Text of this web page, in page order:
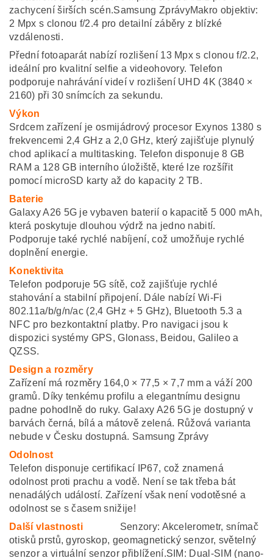
zachycení širších scén.​Samsung ZprávyMakro objektiv:
2 Mpx s clonou f/2.4 pro detailní záběry z blízké
vzdálenosti.​
Přední fotoaparát nabízí rozlišení 13 Mpx s clonou f/2.2,
ideální pro kvalitní selfie a videohovory. Telefon
podporuje nahrávání videí v rozlišení UHD 4K (3840 ×
2160) při 30 snímcích za sekundu.​
Výkon
Srdcem zařízení je osmijádrový procesor Exynos 1380 s
frekvencemi 2,4 GHz a 2,0 GHz, který zajišťuje plynulý
chod aplikací a multitasking. Telefon disponuje 8 GB
RAM a 128 GB interního úložiště, které lze rozšířit
pomocí microSD karty až do kapacity 2 TB.​
Baterie
Galaxy A26 5G je vybaven baterií o kapacitě 5 000 mAh,
která poskytuje dlouhou výdrž na jedno nabití.
Podporuje také rychlé nabíjení, což umožňuje rychlé
doplnění energie.​
Konektivita
Telefon podporuje 5G sítě, což zajišťuje rychlé
stahování a stabilní připojení. Dále nabízí Wi-Fi
802.11a/b/g/n/ac (2,4 GHz + 5 GHz), Bluetooth 5.3 a
NFC pro bezkontaktní platby. Pro navigaci jsou k
dispozici systémy GPS, Glonass, Beidou, Galileo a
QZSS.​
Design a rozměry
Zařízení má rozměry 164,0 × 77,5 × 7,7 mm a váží 200
gramů. Díky tenkému profilu a elegantnímu designu
padne pohodlně do ruky. Galaxy A26 5G je dostupný v
barvách černá, bílá a mátově zelená. Růžová varianta
nebude v Česku dostupná. Samsung Zprávy
Odolnost
Telefon disponuje certifikací IP67, což znamená
odolnost proti prachu a vodě. Není se tak třeba bát
nenadálých událostí. Zařízení však není vodotěsné a
odolnost se s časem snižije!
Další vlastnosti
Senzory: Akcelerometr, snímač
otisků prstů, gyroskop, geomagnetický senzor, světelný
senzor a virtuální senzor přiblížení.​SIM: Dual-SIM (nano-